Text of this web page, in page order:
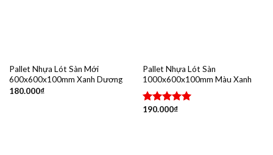
Pallet Nhựa Lót Sàn Mới
600x600x100mm Xanh Dương
180.000₫
Pallet Nhựa Lót Sàn
1000x600x100mm Màu Xanh
Được xếp
190.000₫